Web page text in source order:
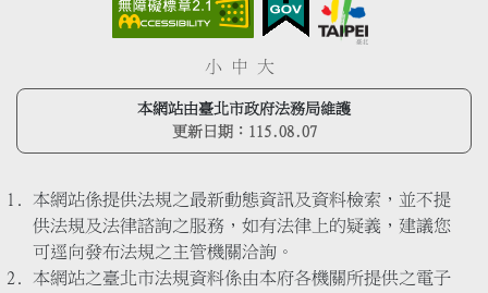
小 中 大
本網站由臺北市政府法務局維護
更新日期： 115.08.07
本網站係提供法規之最新動態資訊及資料檢索，並不提
供法規及法律諮詢之服務，如有法律上的疑義，建議您
可逕向發布法規之主管機關洽詢。
本網站之臺北市法規資料係由本府各機關所提供之電子